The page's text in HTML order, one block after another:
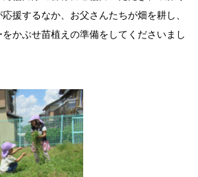
援するなか、お父さんたちが畑を耕し、
かぶせ苗植えの準備をしてくださいまし